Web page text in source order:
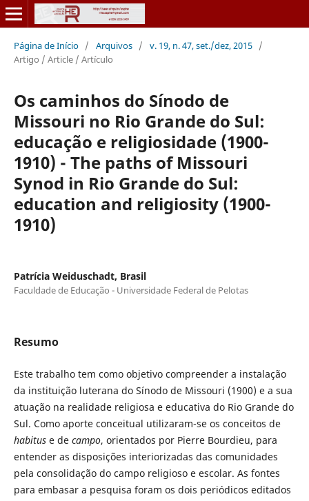
Página de Início / Arquivos / v. 19, n. 47, set./dez, 2015 /
Artigo / Article / Artículo
Os caminhos do Sínodo de
Missouri no Rio Grande do Sul:
educação e religiosidade (1900-
1910) - The paths of Missouri
Synod in Rio Grande do Sul:
education and religiosity (1900-
1910)
Patrícia Weiduschadt, Brasil
Faculdade de Educação - Universidade Federal de Pelotas
Resumo
Este trabalho tem como objetivo compreender a instalação
da instituição luterana do Sínodo de Missouri (1900) e a sua
atuação na realidade religiosa e educativa do Rio Grande do
Sul. Como aporte conceitual utilizaram-se os conceitos de
habituse de campo, orientados por Pierre Bourdieu, para
entender as disposições interiorizadas das comunidades
pela consolidação do campo religioso e escolar. As fontes
para embasar a pesquisa foram os dois periódicos editados